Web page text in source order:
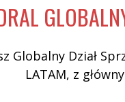
Globalny Dział
LATAM, z